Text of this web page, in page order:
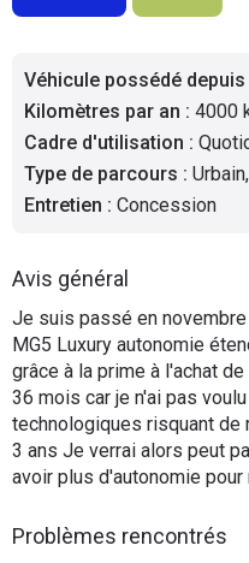
Utilitaires
Flottes
Auto
Services
Moto
Marques
Véhicule possédé depuis
Kilomètres par an : 4000
Cadre d'utilisation :
Type de parcours :
Entretien : Concession
Avis général
Je suis passé en
MG5 Luxury autonomie
grâce à la prime à l'achat
36 mois car je n'ai pas
technologiques risquant de
3 ans Je verrai alors peut
avoir plus d'autonomie
Problèmes rencontrés